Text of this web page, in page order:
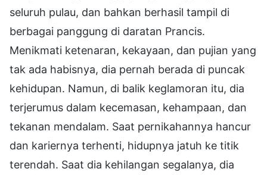
seluruh pulau, dan bahkan berhasil tampil di
berbagai panggung di daratan Prancis.
Menikmati ketenaran, kekayaan, dan pujian yang
tak ada habisnya, dia pernah berada di puncak
kehidupan. Namun, di balik keglamoran itu, dia
terjerumus dalam kecemasan, kehampaan, dan
tekanan mendalam. Saat pernikahannya hancur
dan kariernya terhenti, hidupnya jatuh ke titik
terendah. Saat dia kehilangan segalanya, dia